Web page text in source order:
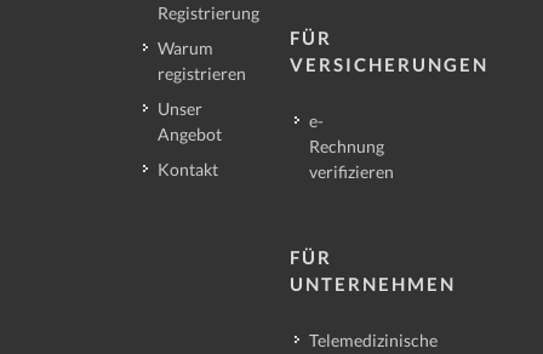
Registrierung
Warum
registrieren
Unser
Angebot
Kontakt
FÜR
VERSICHERUNGEN
e-
Rechnung
verifizieren
FÜR
UNTERNEHMEN
Telemedizinische